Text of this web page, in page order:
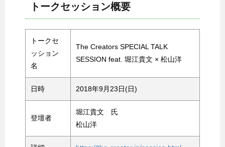
トークセッション概要
トークセ
ッション
名
The Creators SPECIAL TALK
SESSION feat. 堀江貴文 × 松山洋
日時 2018年9月23日(日)
登壇者
堀江貴文 氏
松山洋